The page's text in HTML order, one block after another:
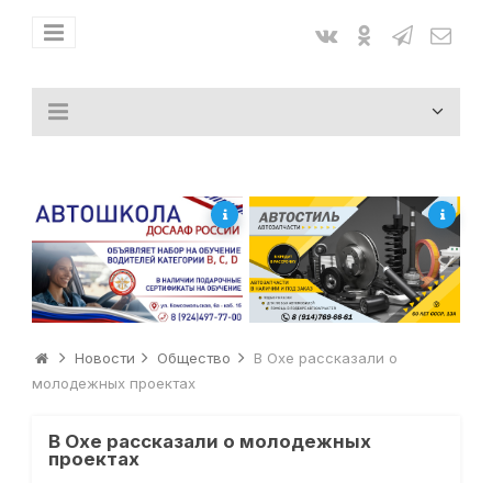
Новости Общество
В Охе рассказали о
молодежных проектах
В Охе рассказали о молодежных
проектах